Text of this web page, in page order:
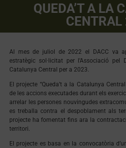
QUEDA’T A LA
Al mes de juliol de 2022 el DACC va
estratègic sol·licitat per l’Associació pel
Catalunya Central per a 2023.
El projecte “Queda’t a la Catalunya
de les accions executades durant els
arrelar les persones nouvingudes
es treballa contra el despoblament als
projecte ha fomentat fins ara la
territori.
El projecte es basa en la convocatòria